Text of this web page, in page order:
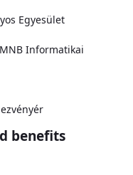
Egyesület
Informatikai
benefits